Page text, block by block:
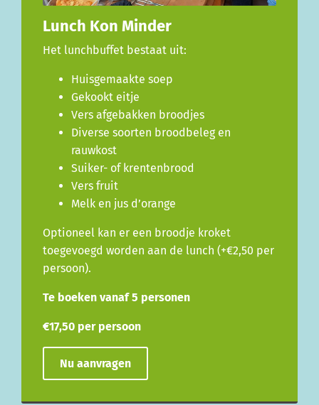
Lunch Kon Minder
Het lunchbuffet bestaat uit:
Huisgemaakte soep
Gekookt eitje
Vers afgebakken broodjes
Diverse soorten broodbeleg en
rauwkost
Suiker- of krentenbrood
Vers fruit
Melk en jus d’orange
Optioneel kan er een broodje kroket
toegevoegd worden aan de lunch (+€2,50 per
persoon).
Te boeken vanaf 5 personen
€17,50 per persoon
Nu aanvragen